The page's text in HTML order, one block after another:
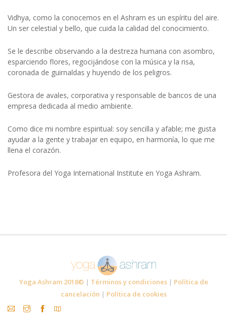
Vidhya, como la conocemos en el Ashram es un espíritu del aire.
Un ser celestial y bello, que cuida la calidad del conocimiento.
Se le describe observando a la destreza humana con asombro,
esparciendo flores, regocijándose con la música y la risa,
coronada de guirnaldas y huyendo de los peligros.
Gestora de avales, corporativa y responsable de bancos de una
empresa dedicada al medio ambiente.
Como dice mi nombre espiritual: soy sencilla y afable; me gusta
ayudar a la gente y trabajar en equipo, en harmonía, lo que me
llena el corazón.
Profesora del Yoga International Institute en Yoga Ashram.
Yoga Ashram 2018© | Términos y condiciones| Política de
cancelación | Política de cookies